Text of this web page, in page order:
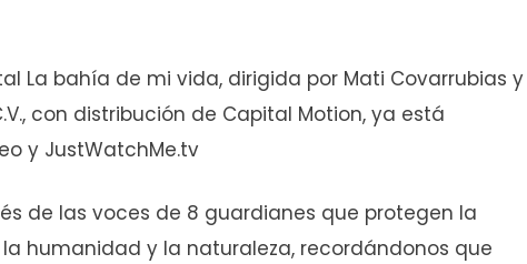
La bahía de mi vida, dirigida por Mati Covarrubias y
con distribución de Capital Motion, ya está
y JustWatchMe.tv
de las voces de 8 guardianes que protegen la
humanidad y la naturaleza, recordándonos que